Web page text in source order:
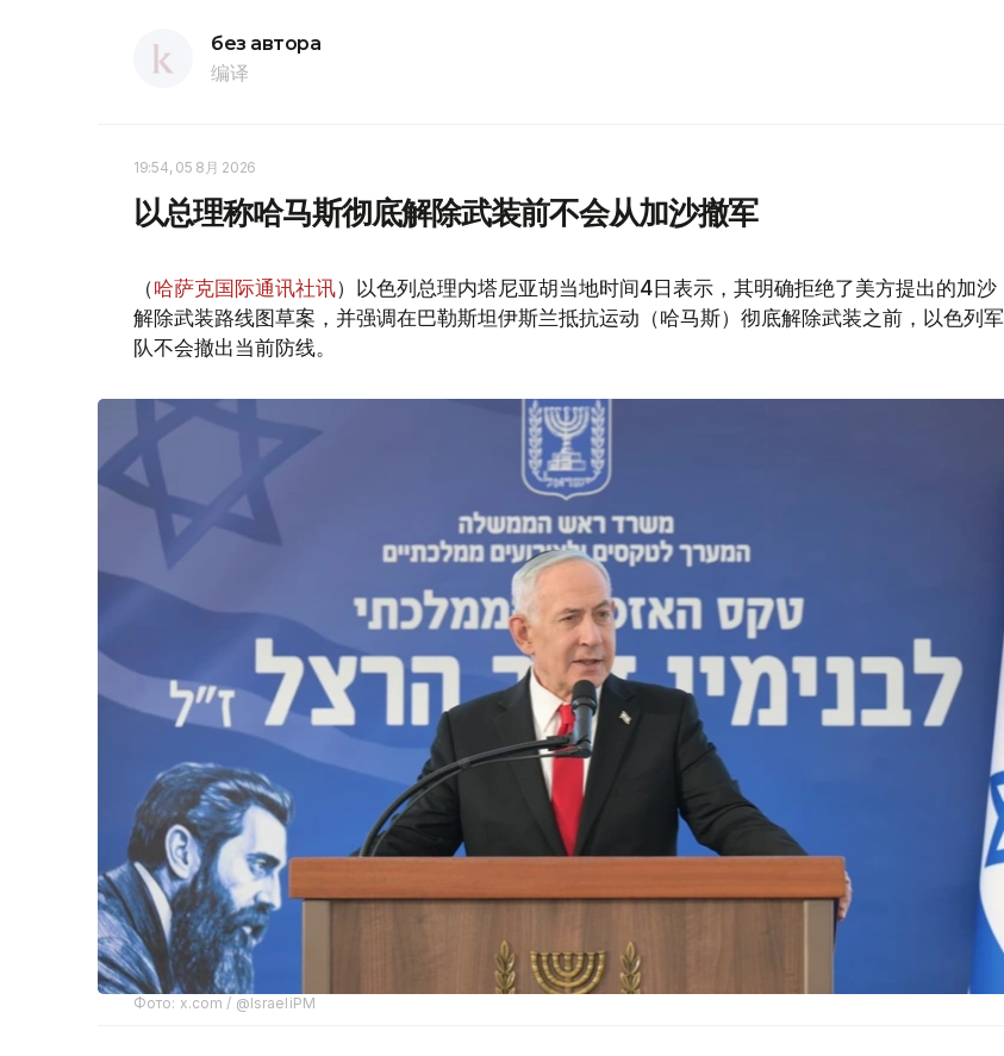
без автора
编译
19:54, 05 8月 2026
以总理称哈马斯彻底解除武装前不会从加沙撤军
（哈萨克国际通讯社讯）以色列总理内塔尼亚胡当地时间4日表示，其明确拒绝了美方提出的加沙
解除武装路线图草案，并强调在巴勒斯坦伊斯兰抵抗运动（哈马斯）彻底解除武装之前，以色列军
队不会撤出当前防线。
Фото: x.com / @IsraeliPM